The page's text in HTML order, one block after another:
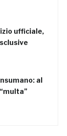
ufficiale,
al